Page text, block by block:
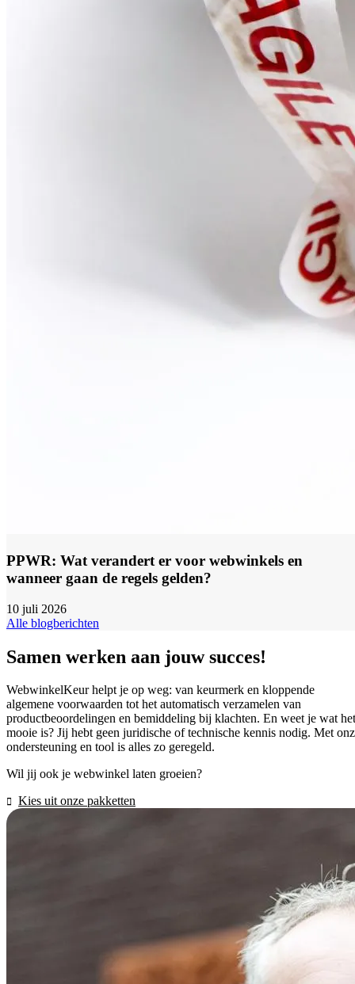
PPWR: Wat verandert er voor webwinkels en
wanneer gaan de regels gelden?
10 juli 2026
Alle blogberichten
Samen werken aan jouw succes!
WebwinkelKeur helpt je op weg: van keurmerk en kloppende
algemene voorwaarden tot het automatisch verzamelen van
productbeoordelingen en bemiddeling bij klachten. En weet je wat het
mooie is? Jij hebt geen juridische of technische kennis nodig. Met
ondersteuning en tool is alles zo geregeld.
Wil jij ook je webwinkel laten groeien?
Kies uit onze pakketten